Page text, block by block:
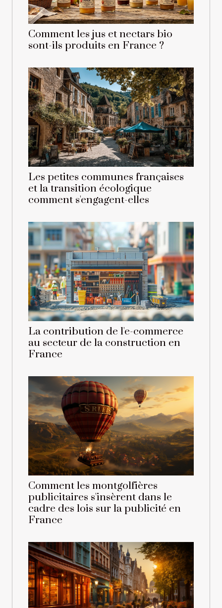
Comment les jus et nectars bio
sont-ils produits en France ?
Les petites communes françaises
et la transition écologique
comment s'engagent-elles
La contribution de l'e-commerce
au secteur de la construction en
France
Comment les montgolfières
publicitaires s'insèrent dans le
cadre des lois sur la publicité en
France